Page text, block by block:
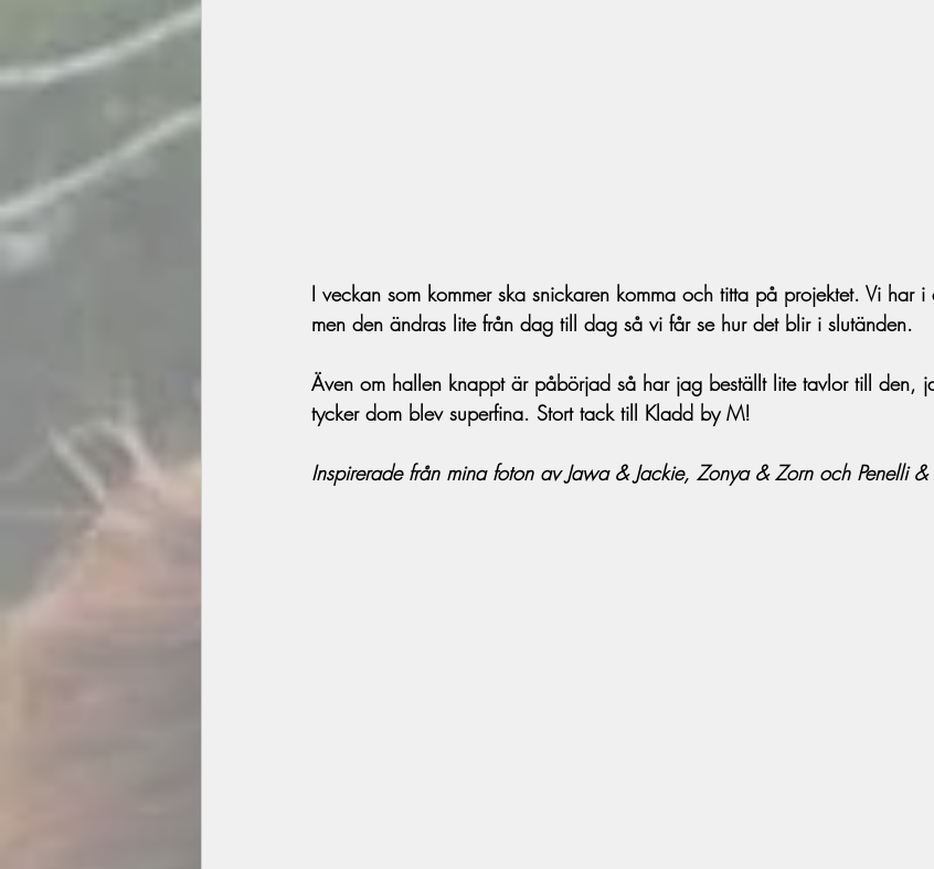
I veckan som kommer ska snickaren komma och titta på projektet. Vi har
men den ändras lite från dag till dag så vi får se hur det blir i slutänden.
Även om hallen knappt är påbörjad så har jag beställt lite tavlor till den,
tycker dom blev superfina. Stort tack till Kladd by M!
Inspirerade från mina foton av Jawa & Jackie, Zonya & Zorn och Penelli &